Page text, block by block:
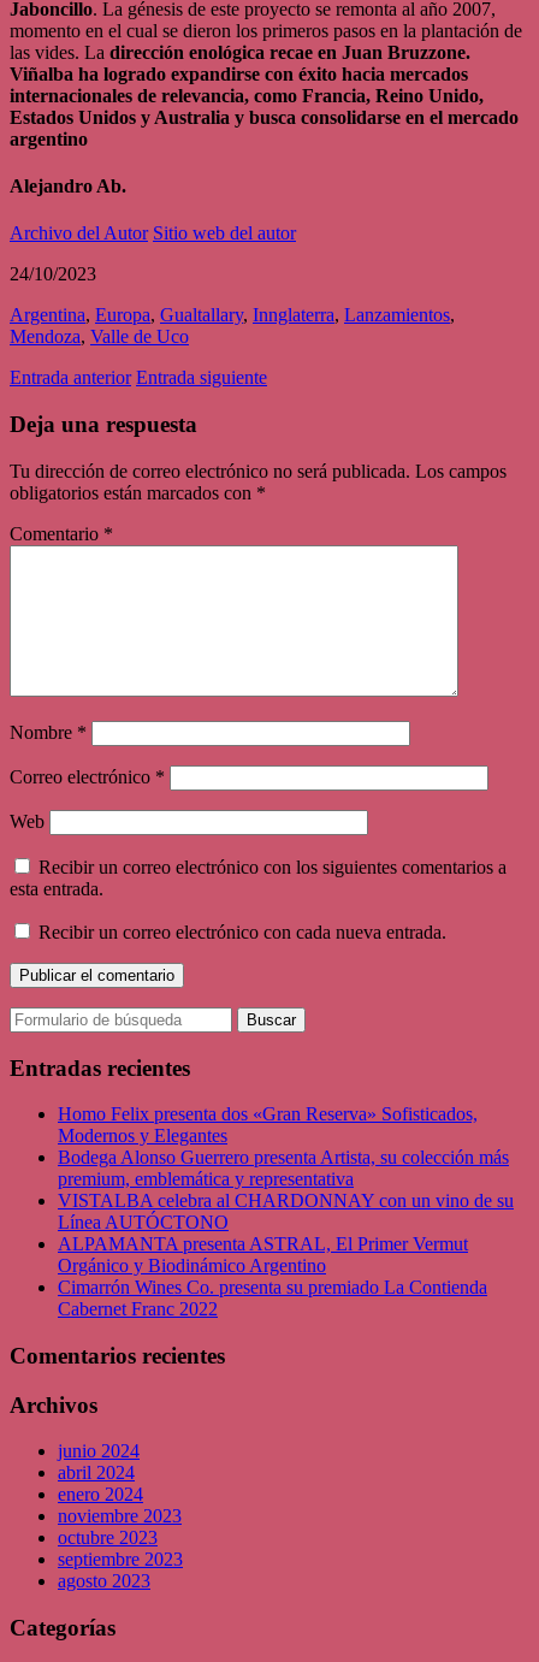
Jaboncillo. La génesis de este proyecto se remonta al año 2007,
momento en el cual se dieron los primeros pasos en la plantación de
las vides. La dirección enológica recae en Juan Bruzzone.
Viñalba ha logrado expandirse con éxito hacia mercados
internacionales de relevancia, como Francia, Reino Unido,
Estados Unidos y Australia y busca consolidarse en el mercado
argentino
Alejandro Ab.
Archivo del Autor Sitio web del autor
24/10/2023
Argentina, Europa, Gualtallary, Innglaterra, Lanzamientos,
Mendoza, Valle de Uco
Entrada anterior Entrada siguiente
Deja una respuesta
Tu dirección de correo electrónico no será publicada. Los campos
obligatorios están marcados con *
Comentario *
Nombre *
Correo electrónico *
Web
Recibir un correo electrónico con los siguientes comentarios a
esta entrada.
Recibir un correo electrónico con cada nueva entrada.
Buscar:
Entradas recientes
Homo Felix presenta dos «Gran Reserva» Sofisticados,
Modernos y Elegantes
Bodega Alonso Guerrero presenta Artista, su colección más
premium, emblemática y representativa
VISTALBA celebra al CHARDONNAY con un vino de su
Línea AUTÓCTONO
ALPAMANTA presenta ASTRAL, El Primer Vermut
Orgánico y Biodinámico Argentino
Cimarrón Wines Co. presenta su premiado La Contienda
Cabernet Franc 2022
Comentarios recientes
Archivos
junio 2024
abril 2024
enero 2024
noviembre 2023
octubre 2023
septiembre 2023
agosto 2023
Categorías